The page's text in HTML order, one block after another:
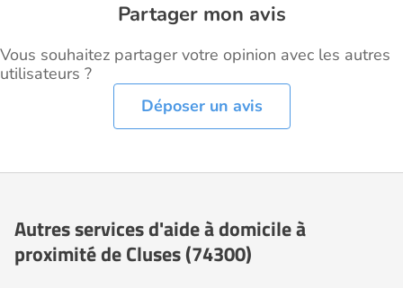
Partager mon avis
Vous souhaitez partager votre opinion avec les autres
utilisateurs ?
Déposer un avis
Autres services d'aide à domicile à
proximité de Cluses (74300)